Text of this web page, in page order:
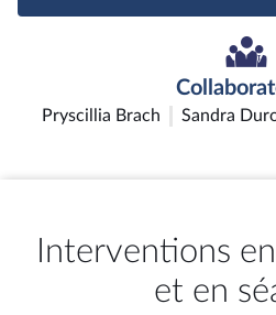
Pryscillia Brach Sandra
Interventions
et en